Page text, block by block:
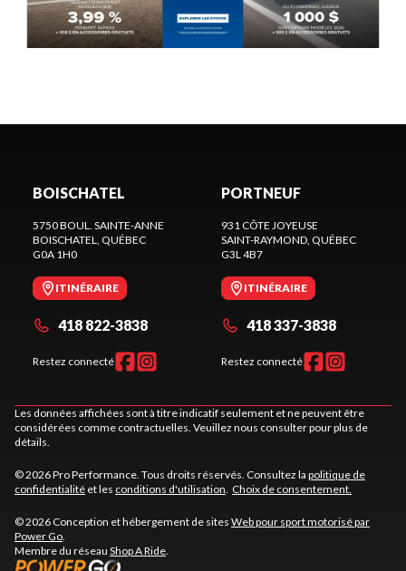
BOISCHATEL
5750 BOUL. SAINTE-ANNE
BOISCHATEL
, QUÉBEC
G0A 1H0
ITINÉRAIRE
418 822-3838
Restez connecté
PORTNEUF
931 CÔTE JOYEUSE
SAINT-RAYMOND , QUÉBEC
G3L 4B7
ITINÉRAIRE
418 337-3838
Restez connecté
Les données affichées sont à titre indicatif seulement et ne peuvent être
considérées comme contractuelles. Veuillez nous consulter pour plus de
détails.
© 2026 Pro Performance. Tous droits réservés. Consultez la politique de
confidentialité et les conditions d'utilisation Choix de consentement.
© 2026 Conception et hébergement de sites Web pour sport motorisé par
Power Go
Membre du réseau Shop A Ride